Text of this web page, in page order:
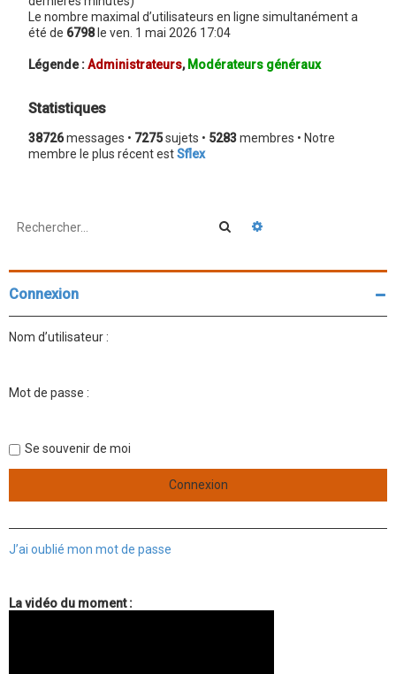
Le nombre maximal d’utilisateurs en ligne simultanément a
été de 6798le ven. 1 mai 2026 17:04
Légende :Administrateurs, Modérateurs généraux
Statistiques
38726messages • 7275sujets • 5283membres • Notre
membre le plus récent estSflex
Rechercher
Connexion
Nom d’utilisateur :
Mot de passe :
Se souvenir de moi
J’ai oublié mon mot de passe
La vidéo du moment :